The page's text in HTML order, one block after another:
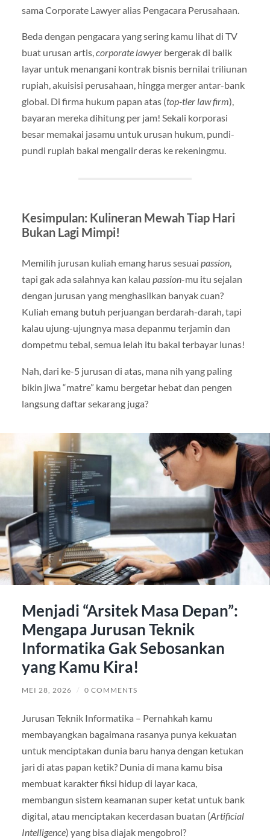
sama Corporate Lawyer alias Pengacara Perusahaan.
Beda dengan pengacara yang sering kamu lihat di TV
buat urusan artis,corporate lawyerbergerak di balik
layar untuk menangani kontrak bisnis bernilai triliunan
rupiah, akuisisi perusahaan, hingga merger antar-bank
global. Di firma hukum papan atas (top-tier law firm),
bayaran mereka dihitung per jam! Sekali korporasi
besar memakai jasamu untuk urusan hukum, pundi-
pundi rupiah bakal mengalir deras ke rekeningmu.
Kesimpulan: Kulineran Mewah Tiap Hari
Bukan Lagi Mimpi!
Memilih jurusan kuliah emang harus sesuai passion,
tapi gak ada salahnya kan kalau passion-mu itu sejalan
dengan jurusan yang menghasilkan banyak cuan?
Kuliah emang butuh perjuangan berdarah-darah, tapi
kalau ujung-ujungnya masa depanmu terjamin dan
dompetmu tebal, semua lelah itu bakal terbayar lunas!
Nah, dari ke-5 jurusan di atas, mana nih yang paling
bikin jiwa “matre” kamu bergetar hebat dan pengen
langsung daftar sekarang juga?
Menjadi “Arsitek Masa Depan”:
Mengapa Jurusan Teknik
Informatika Gak Sebosankan
yang Kamu Kira!
MEI 28, 2026 / 0 COMMENTS
Jurusan Teknik Informatika – Pernahkah kamu
membayangkan bagaimana rasanya punya kekuatan
untuk menciptakan dunia baru hanya dengan ketukan
jari di atas papan ketik? Dunia di mana kamu bisa
membuat karakter fiksi hidup di layar kaca,
membangun sistem keamanan super ketat untuk bank
digital, atau menciptakan kecerdasan buatan (Artificial
Intelligence) yang bisa diajak mengobrol?